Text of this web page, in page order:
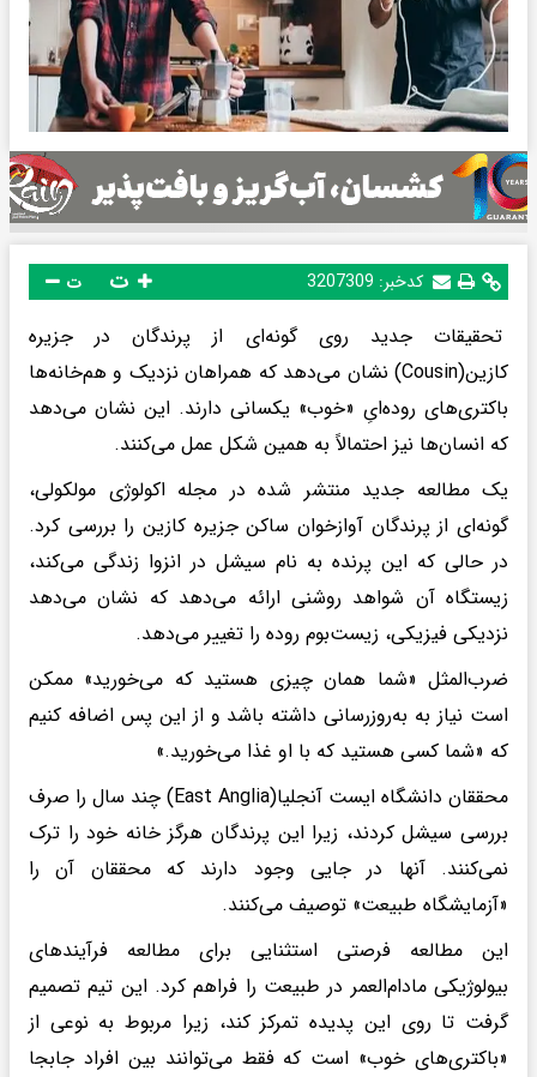
کدخبر: 3207309 ت
تحقیقات جدید روی گونه‌ای از پرندگان در جزیره
کازین(Cousin) نشان می‌دهد که همراهان نزدیک و هم‌خانه‌ها
باکتری‌های روده‌ایِ «خوب» یکسانی دارند. این نشان می‌دهد
که انسان‌ها نیز احتمالاً به همین شکل عمل می‌کنند.
یک مطالعه جدید منتشر شده در مجله اکولوژی مولکولی،
گونه‌ای از پرندگان آوازخوان ساکن جزیره کازین را بررسی کرد.
در حالی که این پرنده به نام سیشل در انزوا زندگی می‌کند،
زیستگاه آن شواهد روشنی ارائه می‌دهد که نشان می‌دهد
نزدیکی فیزیکی، زیست‌بوم روده را تغییر می‌دهد.
ضرب‌المثل «شما همان چیزی هستید که می‌خورید» ممکن
است نیاز به به‌روزرسانی داشته باشد و از این پس اضافه کنیم
که «شما کسی هستید که با او غذا می‌خورید.»
محققان دانشگاه ایست آنجلیا(East Anglia) چند سال را صرف
بررسی سیشل کردند، زیرا این پرندگان هرگز خانه خود را ترک
نمی‌کنند. آنها در جایی وجود دارند که محققان آن را
«آزمایشگاه طبیعت» توصیف می‌کنند.
این مطالعه فرصتی استثنایی برای مطالعه فرآیندهای
بیولوژیکی مادام‌العمر در طبیعت را فراهم کرد. این تیم تصمیم
گرفت تا روی این پدیده تمرکز کند، زیرا مربوط به نوعی از
«باکتری‌های خوب» است که فقط می‌توانند بین افراد جابجا